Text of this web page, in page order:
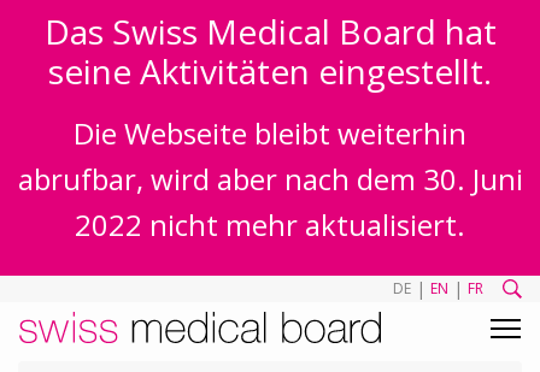
Das Swiss Medical Board hat
seine Aktivitäten eingestellt.
Die Webseite bleibt weiterhin
abrufbar, wird aber nach dem 30. Juni
2022 nicht mehr aktualisiert.
DE | EN | FR